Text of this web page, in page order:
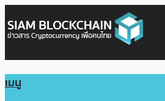
เมนู